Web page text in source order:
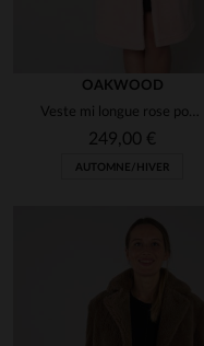
OAKWOOD
Veste mi longue rose poudré
249,00 €
AUTOMNE/HIVER